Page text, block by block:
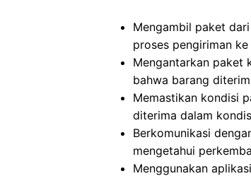
Mengambil paket
proses pengiriman
Mengantarkan paket
bahwa barang
Memastikan kondisi
diterima dalam
Berkomunikasi
mengetahui
Menggunakan